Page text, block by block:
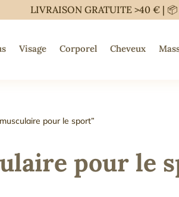
LIVRAISON GRATUITE >40 € |
Visage Corporel Cheveux
pour le sport”
pour le